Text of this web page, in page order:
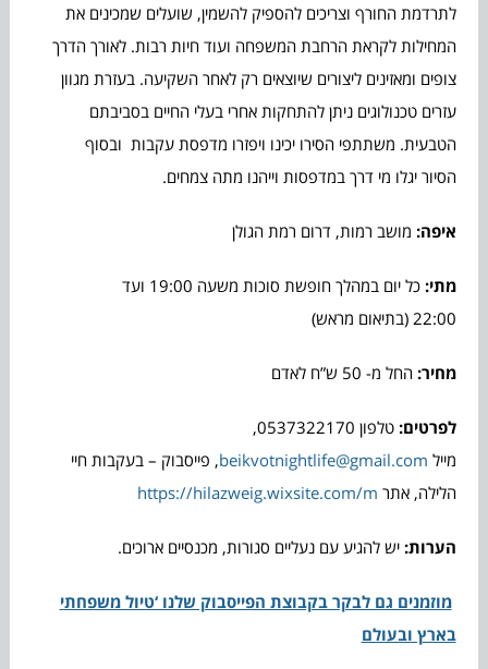
לתרדמת החורף וצריכים להספיק להשמין, שועלים שמכינים את
המחילות לקראת הרחבת המשפחה ועוד חיות רבות. לאורך הדרך
צופים ומאזינים ליצורים שיוצאים רק לאחר השקיעה. בעזרת מגוון
עזרים טכנולוגים ניתן להתחקות אחרי בעלי החיים בסביבתם
הטבעית. משתתפי הסירו יכינו ויפזרו מדפסת עקבות ובסוף
הסיור יגלו מי דרך במדפסות וייהנו מתה צמחים.
איפה: מושב רמות, דרום רמת הגולן
מתי:
כל יום במהלך חופשת סוכות משעה 19:00 ועד
22:00 (בתיאום מראש)
מחיר: החל מ- 50 ש”ח לאדם
לפרטים:
טלפון 0537322170,
מייל beikvotnightlife@gmail.com, פייסבוק – בעקבות חיי
הלילה, אתר https://hilazweig.wixsite.com/m
הערות:יש להגיע עם נעליים סגורות, מכנסיים ארוכים.
מוזמנים גם לבקר בקבוצת הפייסבוק שלנו ‘טיול משפחתי
בארץ ובעולם